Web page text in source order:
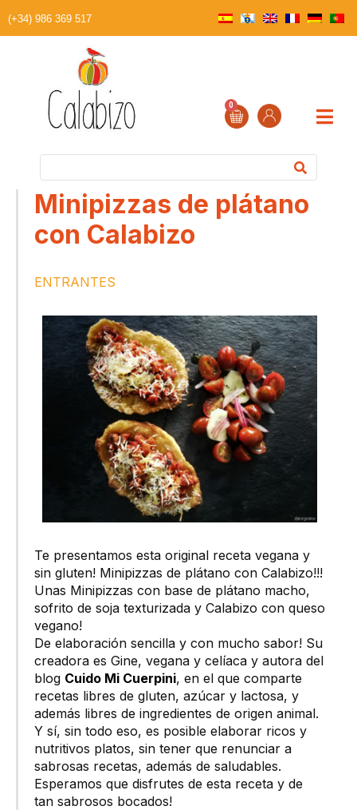
(+34) 986 369 517
0
Minipizzas de plátano
con Calabizo
ENTRANTES
Te presentamos esta original receta vegana y
sin gluten! Minipizzas de plátano con Calabizo!!!
Unas Minipizzas con base de plátano macho,
sofrito de soja texturizada y Calabizo con queso
vegano!
De elaboración sencilla y con mucho sabor! Su
creadora es Gine, vegana y celíaca y autora del
blog Cuido Mi Cuerpini, en el que comparte
recetas libres de gluten, azúcar y lactosa, y
además libres de ingredientes de origen animal.
Y sí, sin todo eso, es posible elaborar ricos y
nutritivos platos, sin tener que renunciar a
sabrosas recetas, además de saludables.
Esperamos que disfrutes de esta receta y de
tan sabrosos bocados!